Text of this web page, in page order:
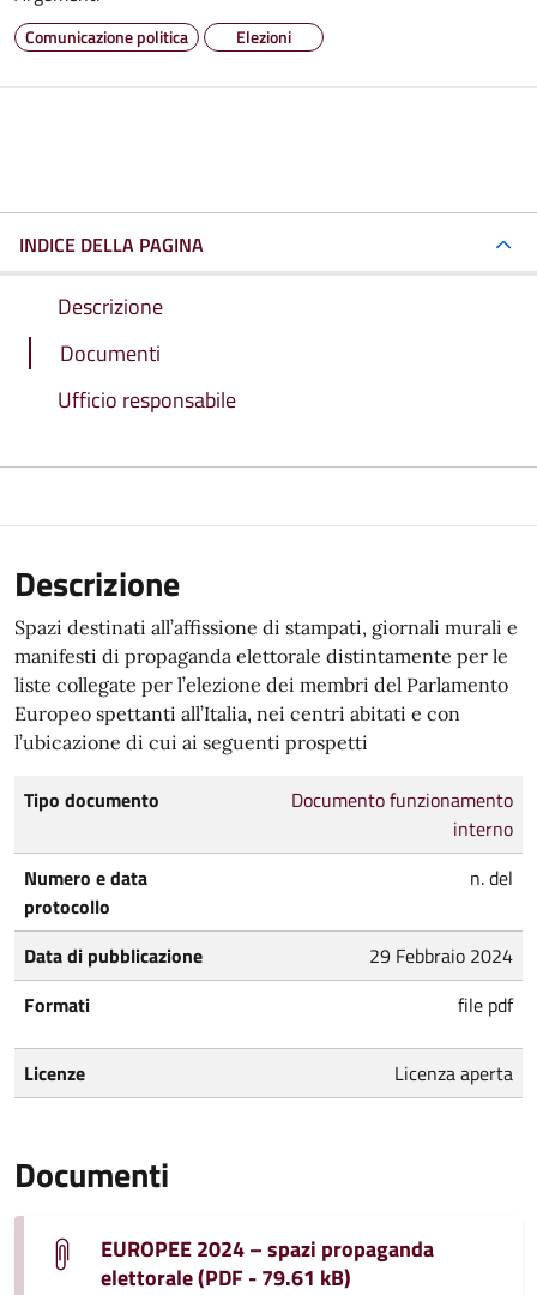
Comunicazione politica Elezioni
INDICE DELLA PAGINA
Descrizione
Documenti
Ufficio responsabile
Descrizione
Spazi destinati all’affissione di stampati, giornali murali e
manifesti di propaganda elettorale distintamente per le
liste collegate per l’elezione dei membri del Parlamento
Europeo spettanti all’Italia, nei centri abitati e con
l’ubicazione di cui ai seguenti prospetti
Tipo documento
Documento funzionamento
interno
Numero e data
protocollo
n. del
Data di pubblicazione
29 Febbraio 2024
Formati
file pdf
Licenze Licenza aperta
Documenti
EUROPEE 2024 – spazi propaganda
elettorale (PDF - 79.61 kB)